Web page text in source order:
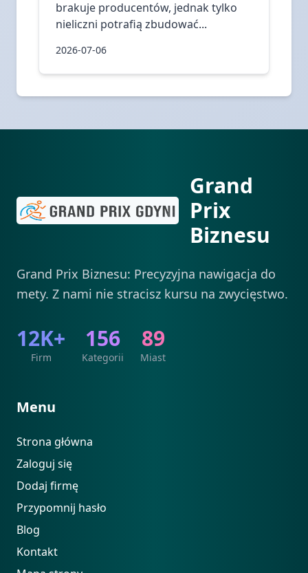
brakuje producentów, jednak tylko
nieliczni potrafią zbudować...
2026-07-06
Grand
Prix
Biznesu
Grand Prix Biznesu: Precyzyjna nawigacja do
mety. Z nami nie stracisz kursu na zwycięstwo.
12K+
Firm
156
Kategorii
89
Miast
Menu
Strona główna
Zaloguj się
Dodaj firmę
Przypomnij hasło
Blog
Kontakt